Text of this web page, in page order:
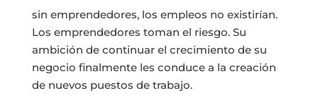
sin emprendedores, los empleos no existirían.
Los emprendedores toman el riesgo. Su
ambición de continuar el crecimiento de su
negocio finalmente les conduce a la creación
de nuevos puestos de trabajo.